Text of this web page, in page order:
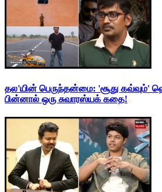
தல'யின் பெருந்தன்மை: 'சூது கவ்வும்'
பின்னால் ஒரு சுவாரஸ்யக் கதை!